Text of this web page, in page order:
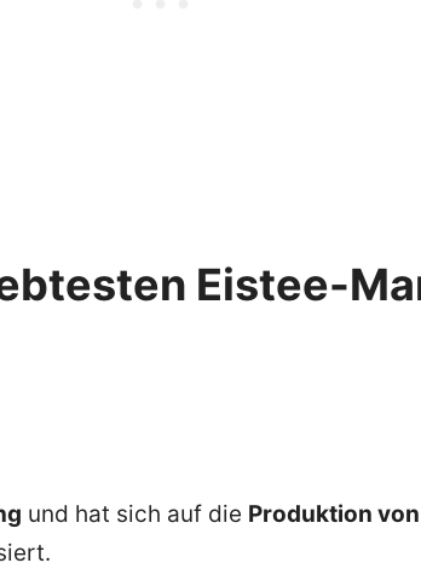
Eistee-
und hat sich auf die Produktion